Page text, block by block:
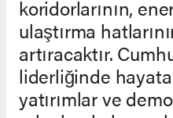
koridorlarının,
ulaştırma
artıracaktır.
liderliğinde
yatırımlar ve